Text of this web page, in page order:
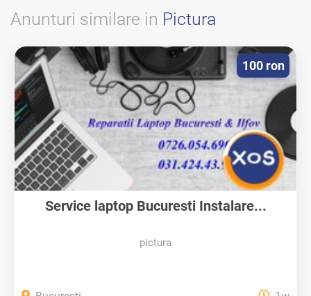
Anunturi similare in Pictura
Service laptop Bucuresti Instalare...
pictura
100 ron